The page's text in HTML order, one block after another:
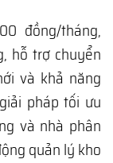
đồng/tháng,
hỗ trợ chuyển
và khả năng
pháp tối ưu
và nhà phân
quản lý kho